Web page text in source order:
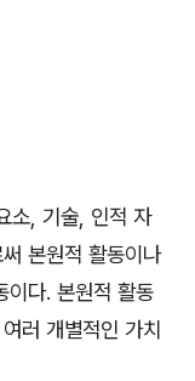
소 기술 인적 자
본원적 활동이나
이다. 본원적 활동
러 개별적인 가치